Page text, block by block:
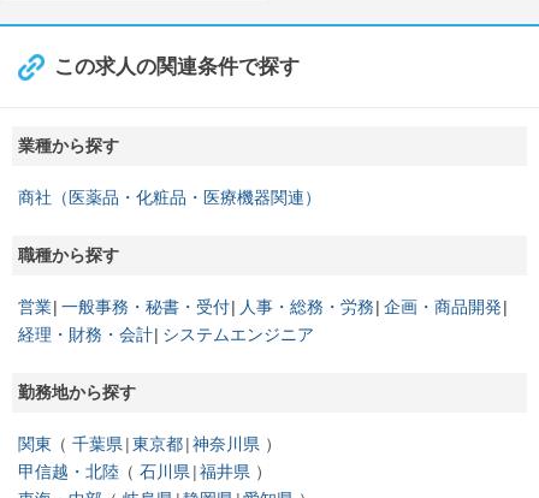
この求人の関連条件で探す
業種から探す
商社（医薬品・化粧品・医療機器関連）
職種から探す
営業 一般事務・秘書・受付 人事・総務・労務 企画・商品開発
経理・財務・会計 システムエンジニア
勤務地から探す
関東 千葉県 東京都 神奈川県
甲信越・北陸
石川県 福井県